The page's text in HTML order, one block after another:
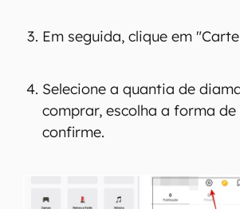
Em seguida, clique em
Selecione a quantia de
comprar, escolha a forma
confirme.